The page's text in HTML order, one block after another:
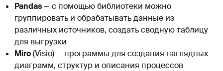
Pandas— с помощью библиотеки можно
группировать и обрабатывать данные из
различных источников, создать сводную таблицу
для выгрузки
Miro(Visio) — программы для создания наглядных
диаграмм, структур и описания процессов